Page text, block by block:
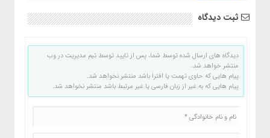
ثبت دیدگاه
دیدگاه های ارسال شده توسط شما، پس از تایید توسط تیم مدیریت در وب
منتشر خواهد شد.
پیام هایی که حاوی تهمت یا افترا باشد منتشر نخواهد شد.
پیام هایی که به غیر از زبان فارسی یا غیر مرتبط باشد منتشر نخواهد شد.